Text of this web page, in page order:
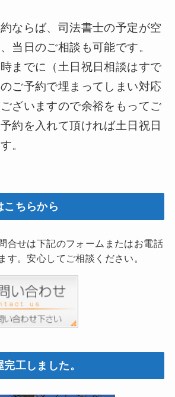
ならば、司法書士の予定が空
当日のご相談も可能です。
までに（土日祝日相談はすで
ご予約で埋まってしまい対応
ざいますので余裕をもってご
約を入れて頂ければ土日祝日
。
こちらから
合せは下記のフォームまたはお電話
す。安心してご相談ください。
工しました。